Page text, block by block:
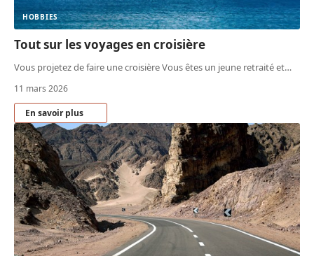
HOBBIES
Tout sur les voyages en croisière
Vous projetez de faire une croisière Vous êtes un jeune retraité et…
11 mars 2026
En savoir plus